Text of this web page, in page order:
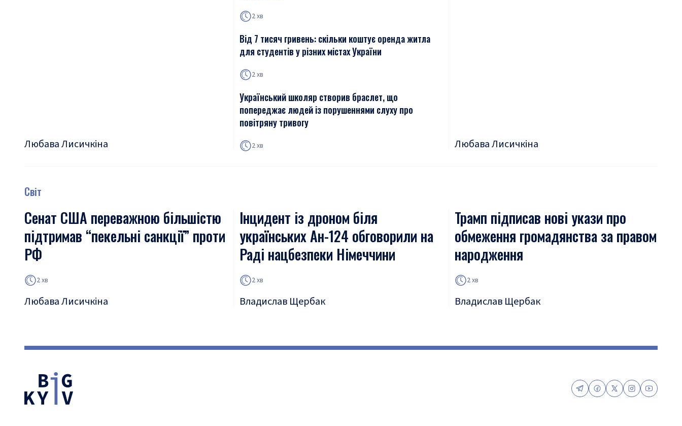
Любава Лисичкіна
2 хв
Від 7 тисяч гривень: скільки коштує оренда житла
для студентів у різних містах України
2 хв
Український школяр створив браслет, що
попереджає людей із порушеннями слуху про
повітряну тривогу
2 хв Любава Лисичкіна
Світ
Сенат США переважною більшістю
підтримав “пекельні санкції” проти
РФ
2 хв
Любава Лисичкіна
Інцидент із дроном біля
українських Ан-124 обговорили на
Раді нацбезпеки Німеччини
2 хв
Владислав Щербак
Трамп підписав нові укази про
обмеження громадянства за правом
народження
2 хв
Владислав Щербак